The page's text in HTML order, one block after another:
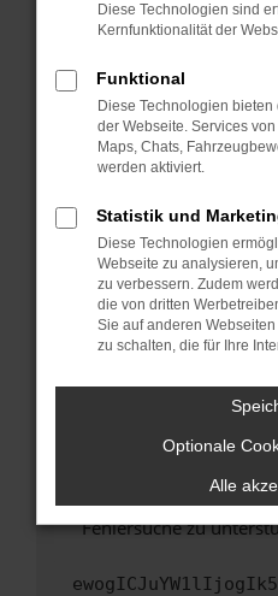
verhindern.
Fenster?
Starte dein Gerät
Das kann manchmal
Probleme zu beheben.
Betriebssystem auf
sind.
Veraltete Software
Sicherheitsrisiko,
führen, dass
unterstützt werden.
Wende dich an den
Wenn du alle oben
hast, kontaktiere uns
versuchen, das
uns diesen Text
Fehlersuche zu
Diese Technologien sind
Kernfunktionalität der
Funktional
Diese Technologien
der Webseite. Services
Maps, Chats,
werden aktiviert.
Statistik und
Diese Technologien
Webseite zu analysieren,
zu verbessern. Zudem
die von dritten
Sie auf anderen
zu schalten, die für Ihre
Optionale
Alle